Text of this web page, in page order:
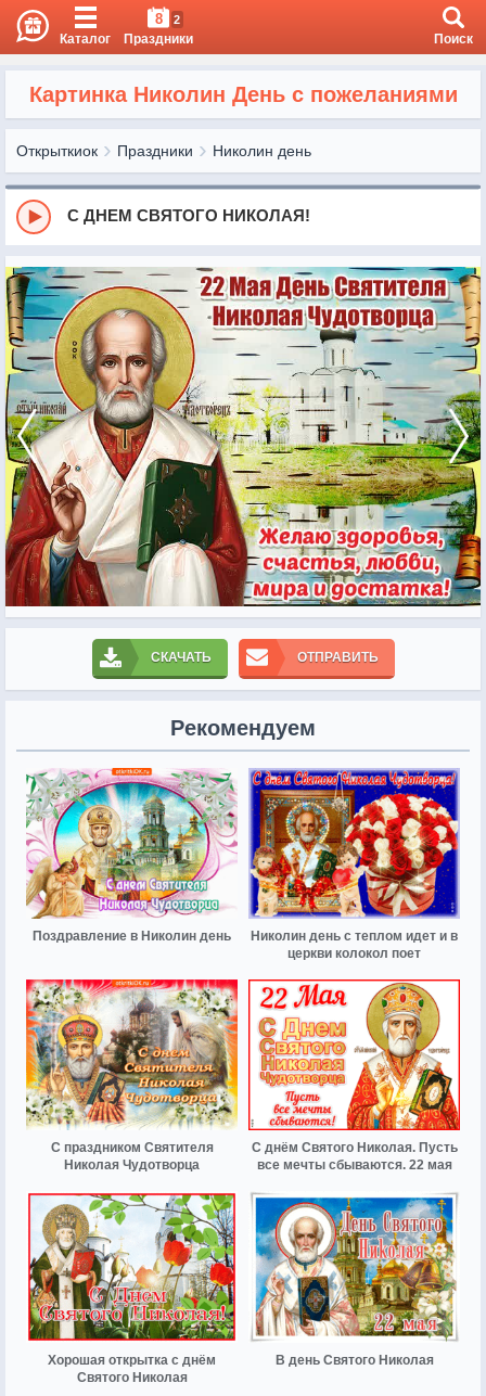
Каталог
8 2
Праздники Поиск
Картинка Николин День с пожеланиями
Открыткиок Праздники Николин день
С ДНЕМ СВЯТОГО НИКОЛАЯ!
СКАЧАТЬ ОТПРАВИТЬ
Рекомендуем
Поздравление в Николин день
Николин день с теплом идет и в
церкви колокол поет
С праздником Святителя
Николая Чудотворца
С днём Святого Николая. Пусть
все мечты сбываются. 22 мая
Хорошая открытка с днём
Святого Николая
В день Святого Николая